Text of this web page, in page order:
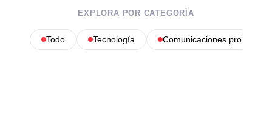
EXPLORA POR CATEGORÍA
Todo Tecnología Comunicaciones